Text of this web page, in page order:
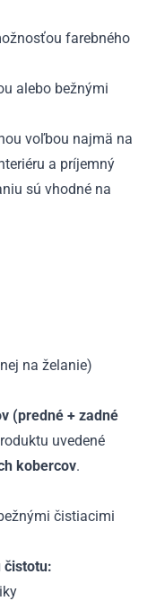
farebného
alebo bežnými
voľbou najmä na
a príjemný
sú vhodné na
na želanie)
(predné + zadné
uvedené
kobercov.
čistiacimi
čistotu: